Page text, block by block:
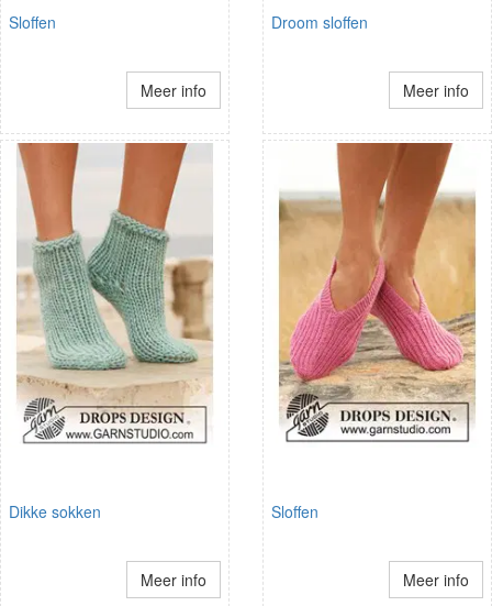
Sloffen
Meer info
Droom sloffen
Meer info
Dikke sokken
Meer info
Sloffen
Meer info